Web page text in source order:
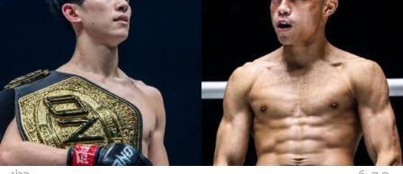
อีเวนต์
ดูไฮไลต์การแข่งขัน
สมัคร